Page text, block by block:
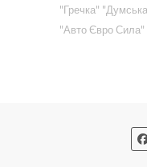
"Гречка"
"Авто Євро Сила"